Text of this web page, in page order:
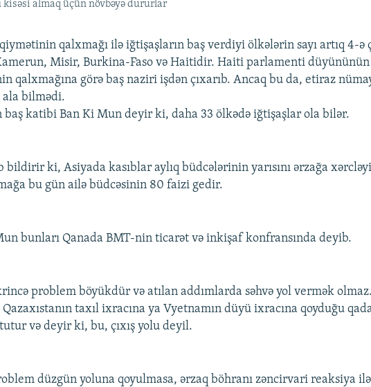
almaq üçün növbəyə dururlar
qalxmağı ilə iğtişaşların baş verdiyi ölkələrin sayı artıq 4-ə
Misir, Burkina-Faso və Haitidir. Haiti parlamenti düyününün
qalxmağına görə baş naziri işdən çıxarıb. Ancaq bu da, etiraz
ala bilmədi.
baş katibi Ban Ki Mun deyir ki, daha 33 ölkədə iğtişaşlar ola bilər.
bildirir ki, Asiyada kasıblar aylıq büdcələrinin yarısını ərzağa
bu gün ailə büdcəsinin 80 faizi gedir.
bunları Qanada BMT-nin ticarət və inkişaf konfransında deyib.
problem böyükdür və atılan addımlarda səhvə yol vermək
taxıl ixracına ya Vyetnamın düyü ixracına qoyduğu
və deyir ki, bu, çıxış yolu deyil.
düzgün yoluna qoyulmasa, ərzaq böhranı zəncirvari reaksiya